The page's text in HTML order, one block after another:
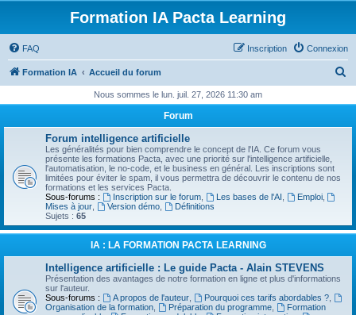
Formation IA Pacta Learning
FAQ Connexion
Inscription
Formation IA Accueil du forum
h
e
Nous sommes le lun. juil. 27, 2026 11:30 am
Forum
Forum intelligence artificielle
Les généralités pour bien comprendre le concept de l'IA. Ce forum vous
présente les formations Pacta, avec une priorité sur l'intelligence artificielle,
l'automatisation, le no-code, et le business en général. Les inscriptions sont
limitées pour éviter le spam, il vous permettra de découvrir le contenu de nos
formations et les services Pacta.
Sous-forums :
Inscription sur le forum, Les bases de l'AI Emploi,
Mises à jour
Version démo,
Définitions
Sujets : 65
IA : LA FORMATION PACTA LEARNING
Intelligence artificielle : Le guide Pacta - Alain STEVENS
Présentation des avantages de notre formation en ligne et plus d'informations
sur l'auteur.
Sous-forums :
A propos de l'auteur, Pourquoi ces tarifs abordables ?,
Organisation de la formation
Préparation du programme,
Formation